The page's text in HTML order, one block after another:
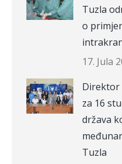
Tuzla
o
17. Jula
Direktor
za 16
država
Tuzla